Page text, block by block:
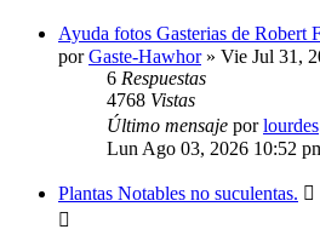
Ayuda fotos Gasterias de Robert
porGaste-Hawhor» Vie Jul 31,
6 Respuestas
4768 Vistas
Último mensaje porlourdes
Lun Ago 03, 2026 10:52
Plantas Notables no suculentas.